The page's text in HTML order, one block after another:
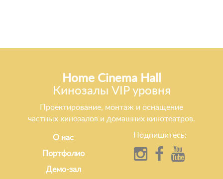
Home Cinema Hall
Кинозалы VIP уровня
Проектирование, монтаж и оснащение
частных кинозалов и домашних кинотеатров.
О нас
Портфолио
Демо-зал
Подпишитесь: